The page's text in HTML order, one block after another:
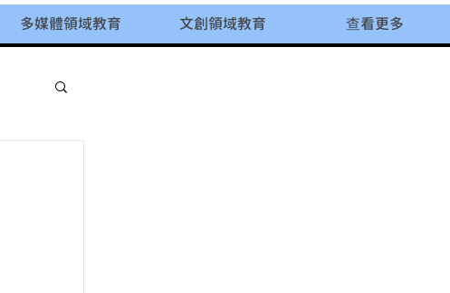
多媒體領域教育 文創領域教育 查看更多